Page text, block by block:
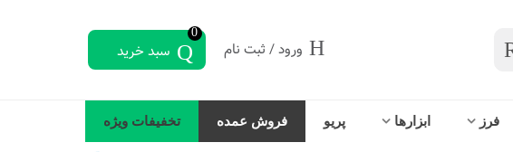
ورود / ثبت نام
0
سبد خرید
فرز ابزارها پریو فروش عمده تخفیفات ویژه